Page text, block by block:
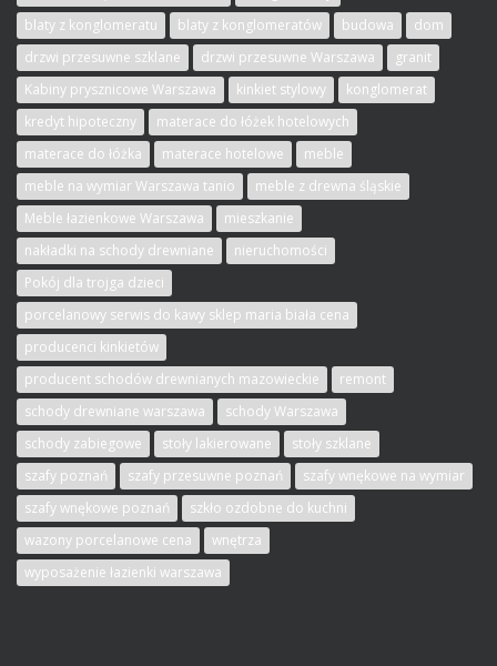
blaty z konglomeratu
blaty z konglomeratów budowa
dom
drzwi przesuwne szklane
drzwi przesuwne Warszawa
granit
Kabiny prysznicowe Warszawa
kinkiet stylowy
konglomerat
kredyt hipoteczny
materace do łóżek hotelowych
materace do łóżka
materace hotelowe
meble
meble na wymiar Warszawa tanio
meble z drewna śląskie
Meble łazienkowe Warszawa
mieszkanie
nakładki na schody drewniane
nieruchomości
Pokój dla trojga dzieci
porcelanowy serwis do kawy sklep maria biała cena
producenci kinkietów
producent schodów drewnianych mazowieckie
remont
schody drewniane warszawa
schody Warszawa
schody zabiegowe
stoły lakierowane
stoły szklane
szafy poznań
szafy przesuwne poznań
szafy wnękowe na wymiar
szafy wnękowe poznań
szkło ozdobne do kuchni
wazony porcelanowe cena
wnętrza
wyposażenie łazienki warszawa